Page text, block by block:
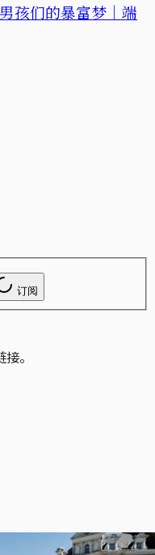
孩们的暴富梦｜端
订阅
。